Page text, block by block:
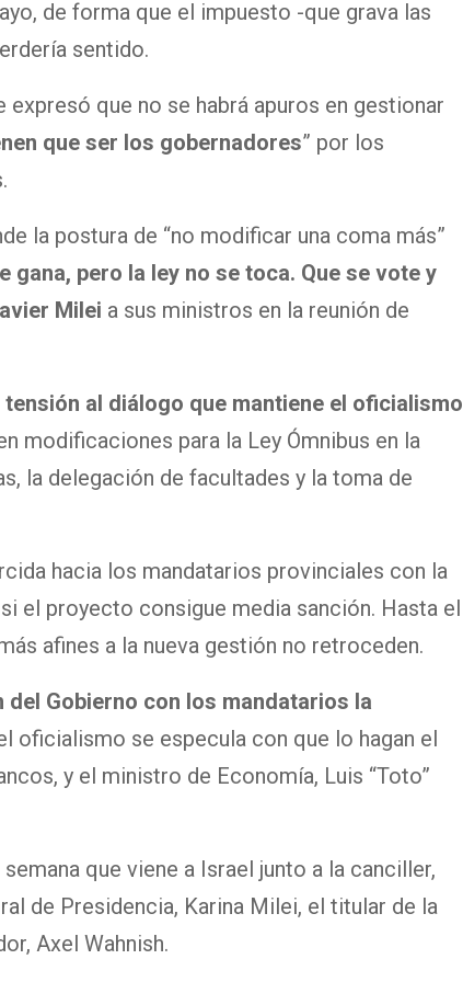
de forma que el impuesto -que grava las
sentido.
expresó que no se habrá apuros en gestionar
que ser los gobernadores” por los
la postura de “no modificar una coma más”
gana, pero la ley no se toca. Que se vote y
Milei a sus ministros en la reunión de
tensión al diálogo que mantiene el oficialismo
modificaciones para la Ley Ómnibus en la
la delegación de facultades y la toma de
hacia los mandatarios provinciales con la
el proyecto consigue media sanción. Hasta el
afines a la nueva gestión no retroceden.
Gobierno con los mandatarios la
oficialismo se especula con que lo hagan el
y el ministro de Economía, Luis “Toto”
que viene a Israel junto a la canciller,
de Presidencia, Karina Milei, el titular de la
Axel Wahnish.